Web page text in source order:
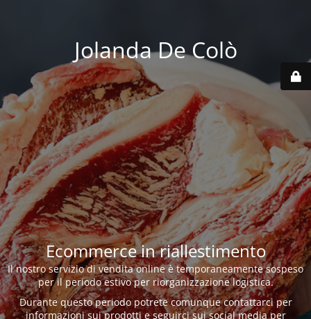
Jolanda De Colò
Ecommerce in riallestimento
Il nostro servizio di vendita online è temporaneamente sospeso
per il periodo estivo per riorganizzazione logistica.
Durante questo periodo potrete comunque contattarci per
informazioni sui prodotti e seguirci sui social media per